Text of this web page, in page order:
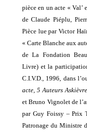
pièce en un acte « Val’
de Claude Piéplu,
Pièce lue par Victor
« Carte Blanche aux
de La Fondation
Livre) et la
C.I.V.D., 1996, dans
acte, 5 Auteurs
et Bruno Vignolet de
par Guy Foissy – Prix
Patronage du Ministre